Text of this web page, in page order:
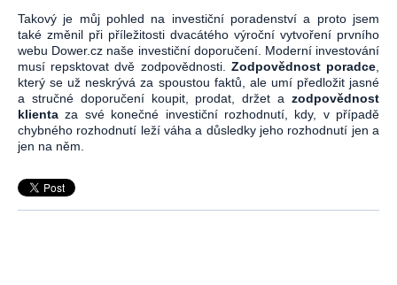
Takový je můj pohled na investiční poradenství a proto jsem
také změnil při příležitosti dvacátého výroční vytvoření prvního
webu Dower.cz naše investiční doporučení. Moderní investování
musí repsktovat dvě zodpovědnosti. Zodpovědnost poradce
který se už neskrývá za spoustou faktů, ale umí předložit jasné
a stručné doporučení koupit, prodat, držet a zodpovědnost
klienta za své konečné investiční rozhodnutí, kdy, v případě
chybného rozhodnutí leží váha a důsledky jeho rozhodnutí jen a
jen na něm.